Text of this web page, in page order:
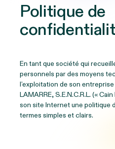
Politique de
En tant que société qui
personnels par des moyens
l’exploitation de son
LAMARRE, S.E.N.C.R.L. («
son site Internet une politique
termes simples et clairs.